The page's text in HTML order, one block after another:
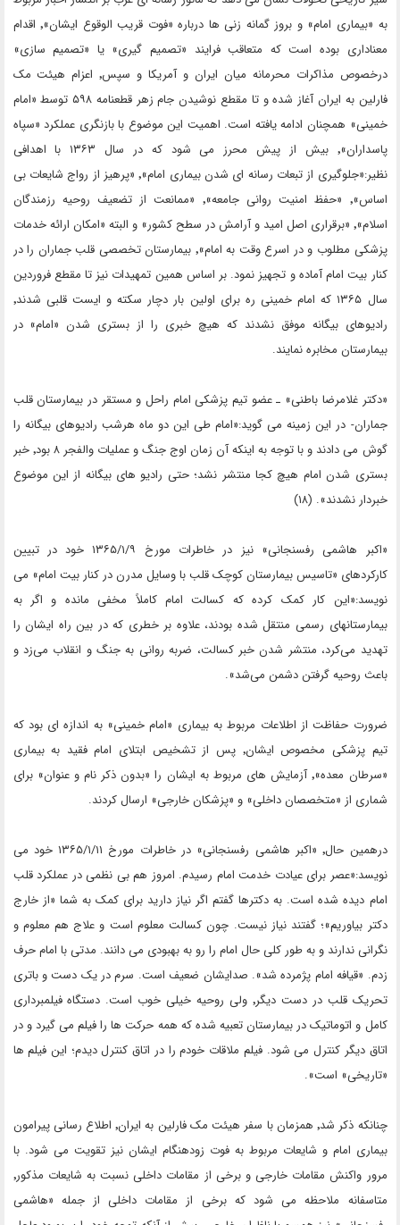
به «بیماری امام» و بروز گمانه زنی ها درباره «فوت قریب الوقوع ایشان»٬ اقدام
معناداری بوده است که متعاقب فرایند «تصمیم گیری» یا «تصمیم سازی»
درخصوص مذاکرات محرمانه میان ایران و آمریکا و سپس٬ اعزام هیئت مک
فارلین به ایران آغاز شده و تا مقطع نوشیدن جام زهر قطعنامه ۵۹۸ توسط «امام
خمینی» همچنان ادامه یافته است. اهمیت این موضوع با بازنگری عملکرد «سپاه
پاسداران»٬ بیش از پیش محرز می شود که در سال ۱۳۶۳ با اهدافی
نظیر:«جلوگیری از تبعات رسانه ای شدن بیماری امام»٬ «پرهیز از رواج شایعات بی
اساس»٬ «حفظ امنیت روانی جامعه»٬ «ممانعت از تضعیف روحیه رزمندگان
اسلام»٬ «برقراری اصل امید و آرامش در سطح کشور» و البته «امکان ارائه خدمات
پزشکی مطلوب و در اسرع وقت به امام»٬ بیمارستان تخصصی قلب جماران را در
کنار بیت امام آماده و تجهیز نمود. بر اساس همین تمهیدات نیز تا مقطع فروردین
سال ۱۳۶۵ که امام خمینی ره برای اولین بار دچار سکته و ایست قلبی شدند٬
رادیوهای بیگانه موفق نشدند که هیچ خبری را از بستری شدن «امام» در
بیمارستان مخابره نمایند.
«دکتر غلامرضا باطنی» ـ عضو تیم پزشکی امام راحل و مستقر در بیمارستان قلب
جماران- در این زمینه می گوید:«امام طی این دو ماه هرشب رادیوهای بیگانه را
گوش می دادند و با توجه به اینکه آن زمان اوج جنگ و عملیات والفجر ۸ بود٬ خبر
بستری شدن امام هیچ کجا منتشر نشد؛ حتی رادیو های بیگانه از این موضوع
خبردار نشدند». (۱۸)
«اکبر هاشمی رفسنجانی» نیز در خاطرات مورخ ۱۳۶۵/۱/۹ خود در تبیین
کارکردهای «تاسیس بیمارستان کوچک قلب با وسایل مدرن در کنار بیت امام» می
نویسد:«این کار کمک کرده که کسالت امام کاملاً مخفی مانده و اگر به
بیمارستانهای رسمی منتقل شده ‌بودند، علاوه بر خطری که در بین راه ایشان را
تهدید می‌کرد، منتشر شدن خبر کسالت، ضربه روانی به جنگ و انقلاب می‌زد و
باعث روحیه گرفتن دشمن می‌شد».
ضرورت حفاظت از اطلاعات مربوط به بیماری «امام خمینی» به اندازه ای بود که
تیم پزشکی مخصوص ایشان٬ پس از تشخیص ابتلای امام فقید به بیماری
«سرطان معده»٬ آزمایش های مربوط به ایشان را «بدون ذکر نام و عنوان» برای
شماری از «متخصصان داخلی» و «پزشکان خارجی» ارسال کردند.
درهمین حال٬ «اکبر هاشمی رفسنجانی» در خاطرات مورخ ۱۳۶۵/۱/۱۱ خود می
نویسد:«عصر برای عیادت خدمت امام رسیدم. امروز هم بی نظمی در عملکرد قلب
امام دیده شده است. به دکترها گفتم اگر نیاز دارید برای کمک به شما «از خارج
دکتر بیاوریم»؛ گفتند نیاز نیست. چون کسالت معلوم است و علاج هم معلوم و
نگرانی ندارند و به طور کلی حال امام را رو به بهبودی می دانند. مدتی با امام حرف
زدم. «قیافه امام پژمرده شد». صدایشان ضعیف است. سرم در یک دست و باتری
تحریک قلب در دست دیگر٬ ولی روحیه خیلی خوب است. دستگاه فیلمبرداری
کامل و اتوماتیک در بیمارستان تعبیه شده که همه حرکت ها را فیلم می گیرد و در
اتاق دیگر کنترل می شود. فیلم ملاقات خودم را در اتاق کنترل دیدم؛ این فیلم ها
«تاریخی» است».
چنانکه ذکر شد٬ همزمان با سفر هیئت مک فارلین به ایران٬ اطلاع رسانی پیرامون
بیماری امام و شایعات مربوط به فوت زودهنگام ایشان نیز تقویت می شود. با
مرور واکنش مقامات خارجی و برخی از مقامات داخلی نسبت به شایعات مذکور٬
متاسفانه ملاحظه می شود که برخی از مقامات داخلی از جمله «هاشمی